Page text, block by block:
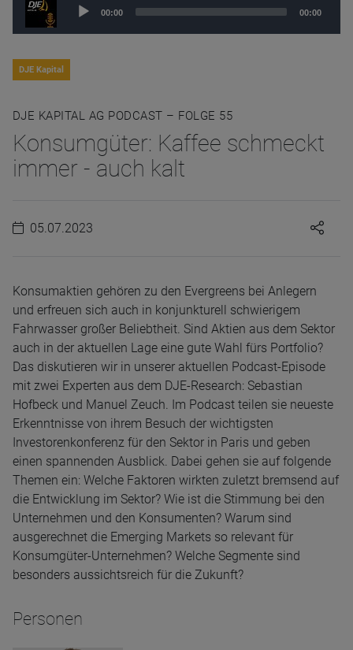
Audio
00:00 00:00
DJE Kapital
DJE KAPITAL AG PODCAST – FOLGE 55
Konsumgüter: Kaffee schmeckt
immer - auch kalt
05.07.2023
Konsumaktien gehören zu den Evergreens bei Anlegern
und erfreuen sich auch in konjunkturell schwierigem
Fahrwasser großer Beliebtheit. Sind Aktien aus dem Sektor
auch in der aktuellen Lage eine gute Wahl fürs Portfolio?
Das diskutieren wir in unserer aktuellen Podcast-Episode
mit zwei Experten aus dem DJE-Research: Sebastian
Hofbeck und Manuel Zeuch. Im Podcast teilen sie neueste
Erkenntnisse von ihrem Besuch der wichtigsten
Investorenkonferenz für den Sektor in Paris und geben
einen spannenden Ausblick. Dabei gehen sie auf folgende
Themen ein: Welche Faktoren wirkten zuletzt bremsend auf
die Entwicklung im Sektor? Wie ist die Stimmung bei den
Unternehmen und den Konsumenten? Warum sind
ausgerechnet die Emerging Markets so relevant für
Konsumgüter-Unternehmen? Welche Segmente sind
besonders aussichtsreich für die Zukunft?
Personen